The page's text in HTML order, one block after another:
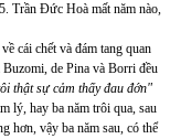
Trần Đức Hoà mất năm nào,
cái chết và đám tang quan
de Pina và Borri đều
thật sự cảm thấy đau đớn"
lý, hay ba năm trôi qua, sau
hơn, vậy ba năm sau, có thể